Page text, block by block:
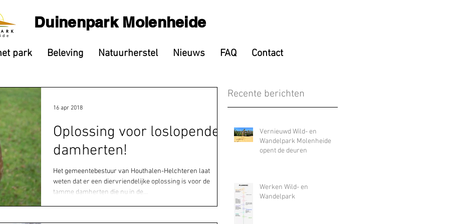
Duinenpark Molenheide
park Beleving Natuurherstel Nieuws FAQ Contact
Oplossing voor loslopende
damherten!
Het gemeentebestuur van Houthalen-Helchteren laat
weten dat er een diervriendelijke oplossing is voor de
tamme damherten die nu in de...
16 apr 2018
Recente berichten
Vernieuwd Wild- en
Wandelpark Molenheide
opent de deuren
Werken Wild- en
Wandelpark